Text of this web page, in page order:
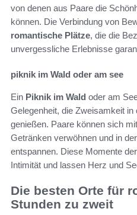
von denen aus Paare die
können. Die Verbindung von
romantische Plätze, die die
unvergessliche Erlebnisse
piknik im Wald oder am see
Ein Piknik im Wald oder am
Gelegenheit, die Zweisamkeit
genießen. Paare können sich
Getränken verwöhnen und in
entspannen. Diese Momente
Intimität und lassen Herz und
Die besten Orte für
Stunden zu zweit